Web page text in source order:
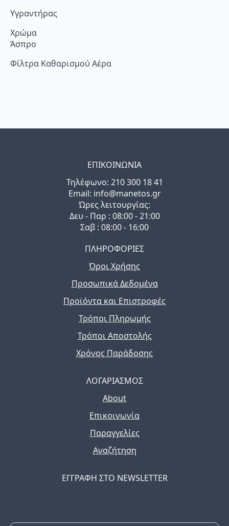
Υγραντήρας
Χρώμα
Άσπρο
Φίλτρα Καθαρισμού Αέρα
ΕΠΙΚΟΙΝΩΝΙΑ
Τηλέφωνo: 210 300 18 41
Email: info@manetos.gr
Ώρες λειτουργίας:
Δευ - Παρ : 08:00 - 21:00
Σαβ : 08:00 - 16:00
ΠΛΗΡΟΦΟΡΙΕΣ
Όροι Χρήσης
Προσωπικά Δεδομένα
Προϊόντα και Επιστροφές
Τρόποι Πληρωμής
Τρόποι Αποστολής
Χρόνος Παράδοσης
ΛΟΓΑΡΙΑΣΜΟΣ
About
Επικοινωνία
Παραγγελίες
Αναζήτηση
ΕΓΓΡΑΦΗ ΣΤΟ NEWSLETTER